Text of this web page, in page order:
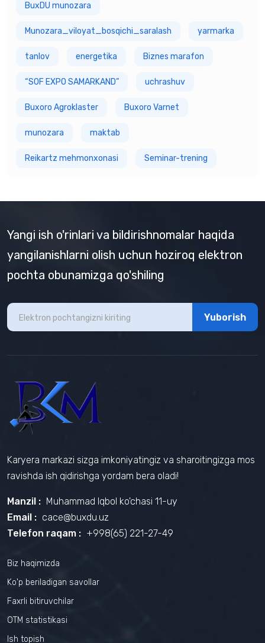
BuxDU munozara
Munozara_viloyat_bosqichi_saralash yarmarka
tanlov energetika Biznes marafon
“SOF EXPO SAMARKAND” uchrashuv
Buxoro Agroklaster Buxoro Varnet
munozara maktab
Reikartz mehmonxonasi Seminar-trening
Yangi ish o'rinlari va bildirishnomalar haqida
yangilanishlarni olish uchun hoziroq elektron
pochta obunamizga qo'shiling
Yuborish
Karyera markazi sizga imkoniyatingiz va sharoitingizga mos
ravishda ish qidirishga yordam bera oladi!
Manzil : Muhammad Iqbol ko'chasi 11-uy
Email : cace@buxdu.uz
Telefon raqam : +998(65) 221-27-49
Biz haqimizda
Ko'p beriladigan savollar
Faxrli bitiruvchilar
OTM statistikasi
Ish topish